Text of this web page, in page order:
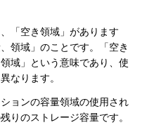
「空き領域」があります
領域」のことです。「空き
域」という意味であり、使
なります。
ョンの容量領域の使用され
りのストレージ容量です。